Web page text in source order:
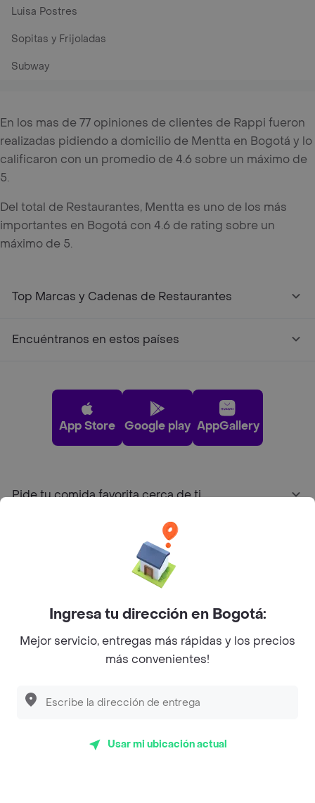
Luisa Postres
Sopitas y Frijoladas
Subway
En los mas de 77 opiniones de clientes de Rappi fueron
realizadas pidiendo a domicilio de Mentta en Bogotá y lo
calificaron con un promedio de 4.6 sobre un máximo de
5.
Del total de Restaurantes, Mentta es uno de los más
importantes en Bogotá con 4.6 de rating sobre un
máximo de 5.
Top Marcas y Cadenas de Restaurantes
Encuéntranos en estos países
App Store Google play AppGallery
Pide tu comida favorita cerca de ti
Sobre Rappi
Facebook
Twitter
Instagram
©2026Rappi Inc. All rights reserved.
Ingresa tu dirección en Bogotá:
Mejor servicio, entregas más rápidas y los precios
más convenientes!
Usar mi ubicación actual